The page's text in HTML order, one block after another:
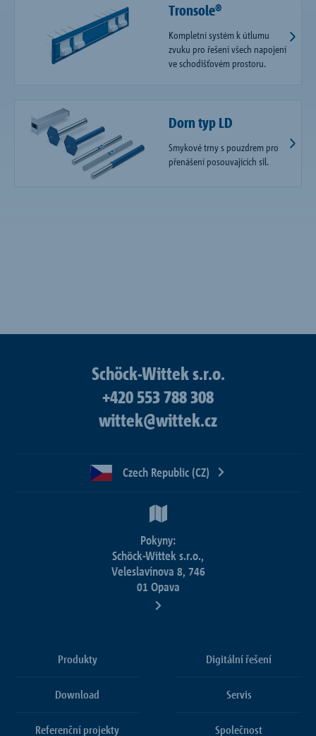
Tronsole®
Kompletní systém k útlumu
zvuku pro řešení všech napojení
ve schodišťovém prostoru.
Dorn typ LD
Smykové trny s pouzdrem pro
přenášení posouvajících sil.
Schöck-Wittek s.r.o.
+420 553 788 308
wittek@wittek.cz
Czech Republic (CZ)
Pokyny:
Schöck-Wittek s.r.o.,
Veleslavínova 8, 746
01 Opava
Produkty Digitální řešení
Download Servis
Referenční projekty Společnost